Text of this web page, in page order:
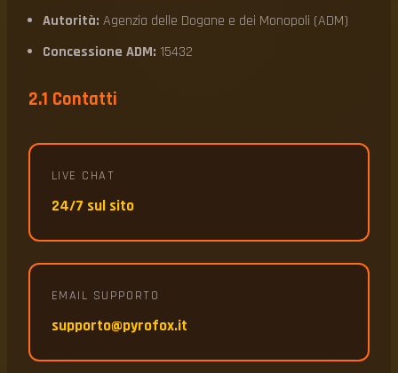
Autorità: Agenzia delle Dogane e dei Monopoli (ADM)
Concessione ADM: 15432
2.1 Contatti
LIVE CHAT
24/7 sul sito
EMAIL SUPPORTO
supporto@pyrofox.it